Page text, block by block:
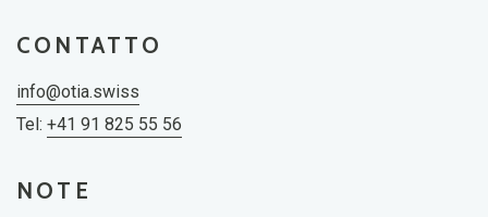
CONTATTO
info@otia.swiss
Tel: +41 91 825 55 56
NOTE